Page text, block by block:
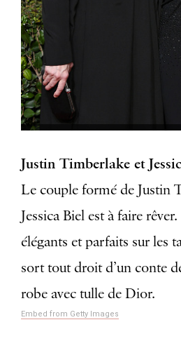
Justin Timberlake et
Le couple formé de Justin
Jessica Biel est à faire
élégants et parfaits sur les
sort tout droit d’un conte
robe avec tulle de Dior.
Embed from Getty Images